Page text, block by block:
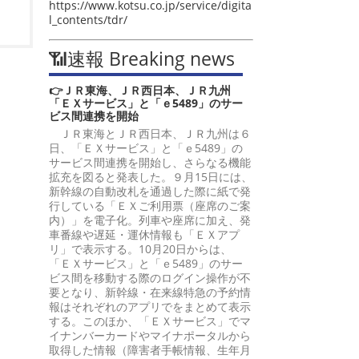
https://www.kotsu.co.jp/service/digita
l_contents/tdr/
📶速報 Breaking news
👉ＪＲ東海、ＪＲ西日本、ＪＲ九州
「ＥＸサービス」と「ｅ5489」のサー
ビス間連携を開始
ＪＲ東海とＪＲ西日本、ＪＲ九州は６
日、「ＥＸサービス」と「ｅ5489」の
サービス間連携を開始し、さらなる機能
拡充を図ると発表した。９月15日には、
新幹線の自動改札を通過した際に紙で発
行している「ＥＸご利用票（座席のご案
内）」を電子化。列車や座席に加え、発
車番線や遅延・運休情報も「ＥＸアプ
リ」で表示する。10月20日からは、
「ＥＸサービス」と「ｅ5489」のサー
ビス間を移動する際のログイン操作が不
要となり、新幹線・在来線特急の予約情
報はそれぞれのアプリでをまとめて表示
する。このほか、「ＥＸサービス」でマ
イナンバーカードやマイナポータルから
取得した情報（障害者手帳情報、生年月